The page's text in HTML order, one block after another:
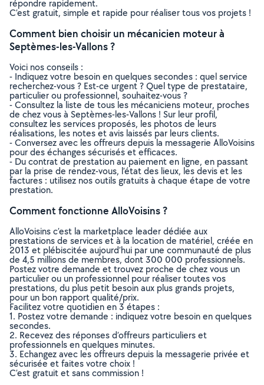
répondre rapidement.
C’est gratuit, simple et rapide pour réaliser tous vos projets !
Comment bien choisir un mécanicien moteur à
Septèmes-les-Vallons ?
Voici nos conseils :
- Indiquez votre besoin en quelques secondes : quel service
recherchez-vous ? Est-ce urgent ? Quel type de prestataire,
particulier ou professionnel, souhaitez-vous ?
- Consultez la liste de tous les mécaniciens moteur, proches
de chez vous à Septèmes-les-Vallons ! Sur leur profil,
consultez les services proposés, les photos de leurs
réalisations, les notes et avis laissés par leurs clients.
- Conversez avec les offreurs depuis la messagerie AlloVoisins
pour des échanges sécurisés et efficaces.
- Du contrat de prestation au paiement en ligne, en passant
par la prise de rendez-vous, l’état des lieux, les devis et les
factures : utilisez nos outils gratuits à chaque étape de votre
prestation.
Comment fonctionne AlloVoisins ?
AlloVoisins c’est la marketplace leader dédiée aux
prestations de services et à la location de matériel, créée en
2013 et plébiscitée aujourd’hui par une communauté de plus
de 4,5 millions de membres, dont 300 000 professionnels.
Postez votre demande et trouvez proche de chez vous un
particulier ou un professionnel pour réaliser toutes vos
prestations, du plus petit besoin aux plus grands projets,
pour un bon rapport qualité/prix.
Facilitez votre quotidien en 3 étapes :
1. Postez votre demande : indiquez votre besoin en quelques
secondes.
2. Recevez des réponses d’offreurs particuliers et
professionnels en quelques minutes.
3. Echangez avec les offreurs depuis la messagerie privée et
sécurisée et faites votre choix !
C’est gratuit et sans commission !